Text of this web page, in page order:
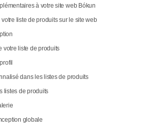
à votre site web Bókun
liste de produits sur le site web
votre liste de produits
dans les listes de produits
listes de produits
globale